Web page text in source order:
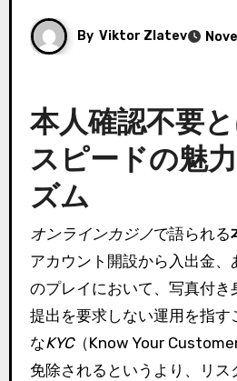
By Viktor Zlatev
本人確認不要と
スピードの魅
ズム
オンラインカジノで語られる
アカウント開設から入出金、
のプレイにおいて、写真付き
提出を要求しない運用を指す
なKYC（Know Your
免除されるというより、リス